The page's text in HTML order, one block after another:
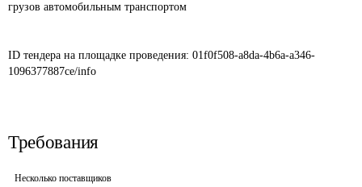
грузов автомобильным транспортом
ID тендера на площадке проведения: 01f0f508-a8da-4b6a-a346-
1096377887ce/info
Требования
Несколько поставщиков